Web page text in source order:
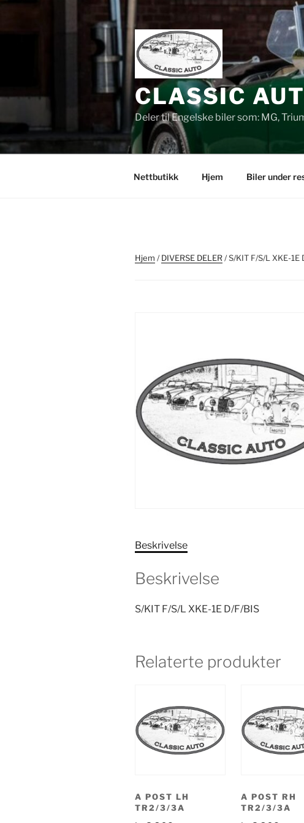
Gå
CLASSIC
Deler til Engelske biler som: MG,
Nettbutikk Hjem Biler under
Hjem /DIVERSE DELER/ S/KIT F/S/L XKE-1E
Beskrivelse
Beskrivelse
S/KIT F/S/L XKE-1E D/F/BIS
Relaterte produkter
A POST LH
TR2/3/3A
A POST RH
TR2/3/3A